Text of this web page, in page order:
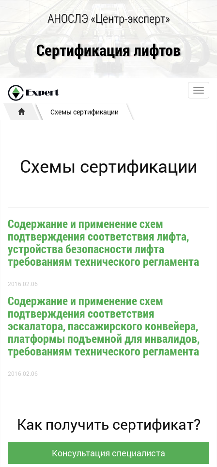
АНОСЛЭ «Центр-эксперт»
Сертификация лифтов
Схемы сертификации
Схемы сертификации
Содержание и применение схем
подтверждения соответствия лифта,
устройства безопасности лифта
требованиям технического регламента
2016.02.06
Содержание и применение схем
подтверждения соответствия
эскалатора, пассажирского конвейера,
платформы подъемной для инвалидов,
требованиям технического регламента
2016.02.06
Как получить сертификат?
Консультация специалиста